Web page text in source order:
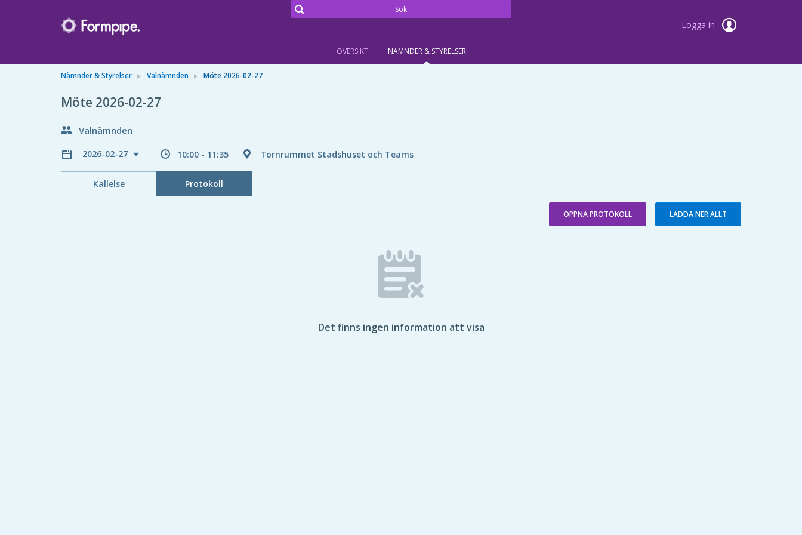
Logga in
ÖVERSIKT NÄMNDER & STYRELSER
Nämnder & Styrelser Valnämnden Möte 2026-02-27
Möte 2026-02-27
Valnämnden
2026-02-27 10:00 - 11:35 Tornrummet Stadshuset och Teams
Kallelse Protokoll
ÖPPNA PROTOKOLL LADDA NER ALLT
Det finns ingen information att visa